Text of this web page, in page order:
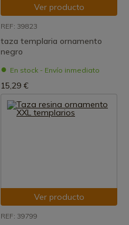
Ver producto
REF: 39823
taza templaria ornamento
negro
En stock - Envío inmediato
15,29 €
Ver producto
REF: 39799